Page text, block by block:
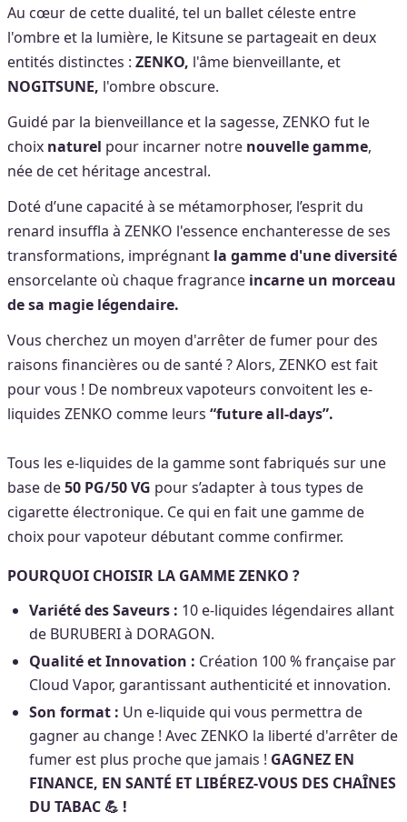
Au cœur de cette dualité, tel un ballet céleste entre
l'ombre et la lumière, le Kitsune se partageait en deux
entités distinctes : ZENKO, l'âme bienveillante, et
NOGITSUNE, l'ombre obscure.
Guidé par la bienveillance et la sagesse, ZENKO fut le
choix naturel pour incarner notre nouvelle gamme,
née de cet héritage ancestral.
Doté d’une capacité à se métamorphoser, l’esprit du
renard insuffla à ZENKO l'essence enchanteresse de ses
transformations, imprégnant la gamme d'une diversité
ensorcelante où chaque fragrance incarne un morceau
de sa magie légendaire.
Vous cherchez un moyen d'arrêter de fumer pour des
raisons financières ou de santé ? Alors, ZENKO est fait
pour vous ! De nombreux vapoteurs convoitent les e-
liquides ZENKO comme leurs “future all-days”.
Tous les e-liquides de la gamme sont fabriqués sur une
base de50 PG/50 VG pour s’adapter à tous types de
cigarette électronique. Ce qui en fait une gamme de
choix pour vapoteur débutant comme confirmer.
POURQUOI CHOISIR LA GAMME ZENKO ?
Variété des Saveurs : 10 e-liquides légendaires allant
de BURUBERI à DORAGON.
Qualité et Innovation : Création 100 % française par
Cloud Vapor, garantissant authenticité et innovation.
Son format : Un e-liquide qui vous permettra de
gagner au change ! Avec ZENKO la liberté d'arrêter de
fumer est plus proche que jamais ! GAGNEZ EN
FINANCE, EN SANTÉ ET LIBÉREZ-VOUS DES CHAÎNES
DU TABAC 💪 !